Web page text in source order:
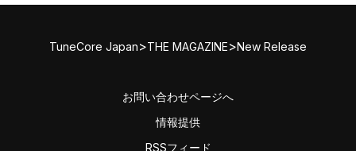
TuneCore Japan>THE MAGAZINE>New Release
お問い合わせページへ
情報提供
RSSフィード